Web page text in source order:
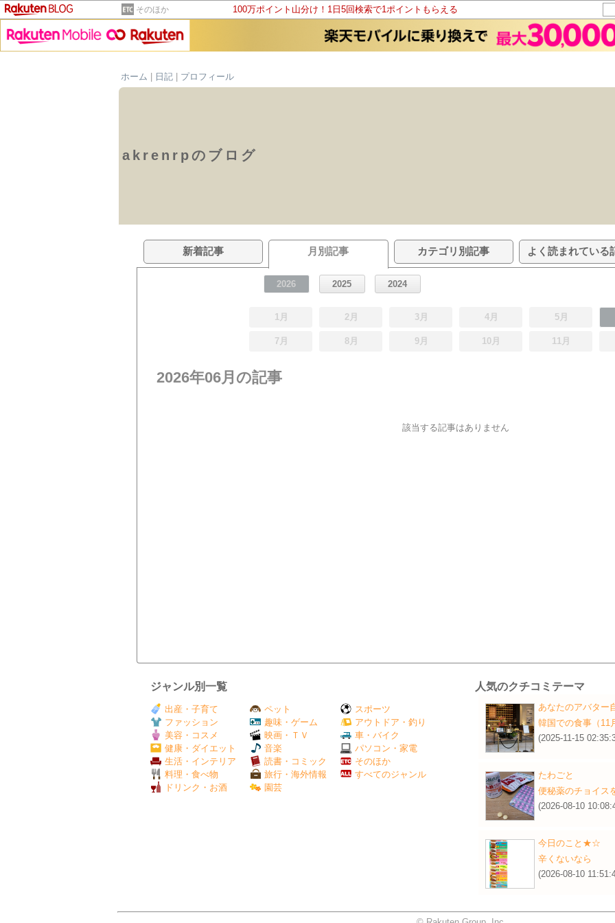
そのほか 100万ポイント山分け！1日5回検索で1ポイントもらえる
ホーム
日記 プロフィール
akrenrpのブログ
新着記事 月別記事 カテゴリ別記事 よく読まれている
2026 2025 2024
1月 2月 3月 4月 5月
7月 8月 9月 10月 11月
2026年06月の記事
該当する記事はありません
ジャンル別一覧
出産・子育て
ファッション
美容・コスメ
健康・ダイエット
生活・インテリア
料理・食べ物
ドリンク・お酒
ペット
趣味・ゲーム
映画・ＴＶ
音楽
読書・コミック
旅行・海外情報
園芸
スポーツ
アウトドア・釣り
車・バイク
パソコン・家電
そのほか
すべてのジャンル
人気のクチコミテーマ
あなたのアバター
韓国での食事（11
(2025-11-15
たわごと
便秘薬のチョイス
(2026-08-10
今日のこと★☆
辛くないなら
(2026-08-10